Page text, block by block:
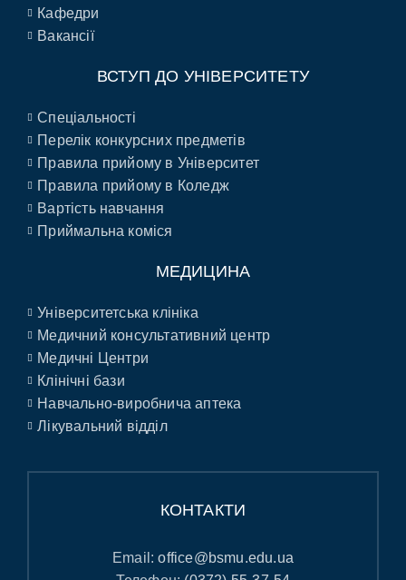
Кафедри
Вакансії
ВСТУП ДО УНІВЕРСИТЕТУ
Спеціальності
Перелік конкурсних предметів
Правила прийому в Університет
Правила прийому в Коледж
Вартість навчання
Приймальна коміся
МЕДИЦИНА
Університетська клініка
Медичний консультативний центр
Медичні Центри
Клінічні бази
Навчально-виробнича аптека
Лікувальний відділ
КОНТАКТИ
Email:office@bsmu.edu.ua